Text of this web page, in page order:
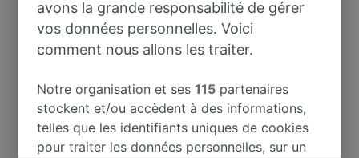
Adresse
Italy
avons la grande responsabilité de gérer
vos données personnelles. Voici
comment nous allons les traiter.
Notre organisation et ses115 partenaires
stockent et/ou accèdent à des informations,
telles que les identifiants uniques de cookies
pour traiter les données personnelles, sur un